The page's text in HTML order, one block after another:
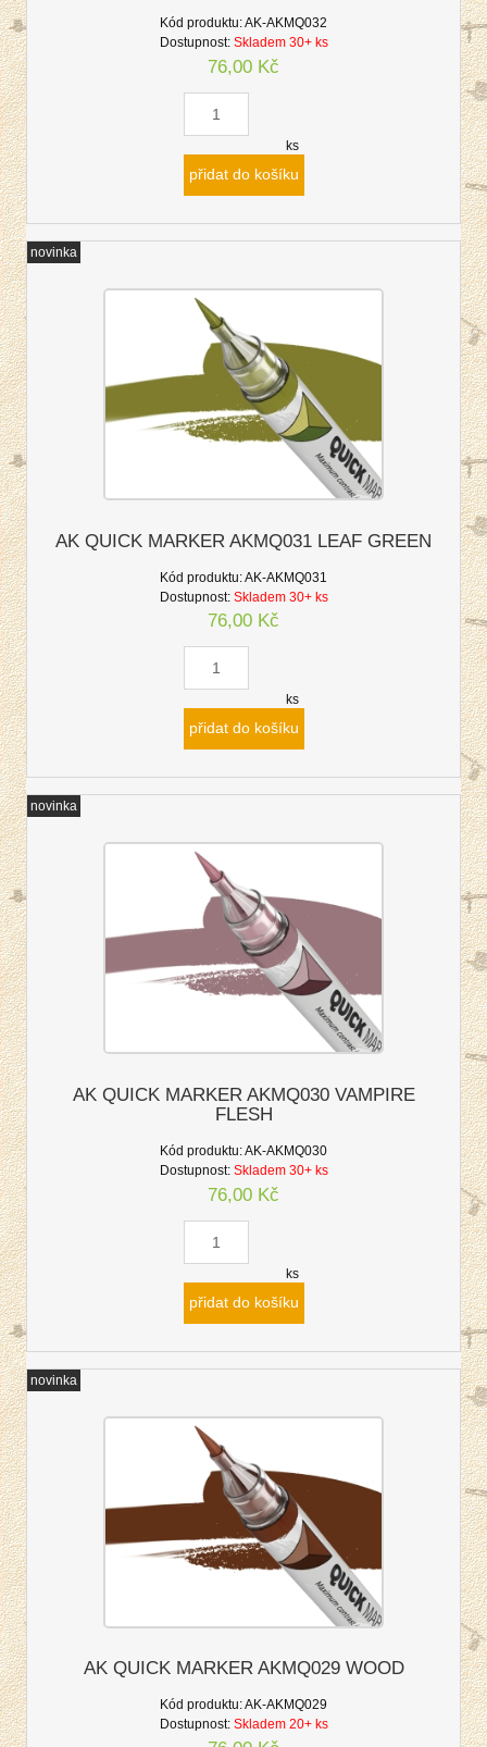
Kód produktu:AK-AKMQ032
Dostupnost: Skladem 30+ ks
76,00 Kč
ks
přidat do košíku
AK QUICK MARKER AKMQ031 LEAF GREEN
Kód produktu:AK-AKMQ031
Dostupnost: Skladem 30+ ks
76,00 Kč
ks
přidat do košíku
novinka
AK QUICK MARKER AKMQ030 VAMPIRE
FLESH
Kód produktu:AK-AKMQ030
Dostupnost: Skladem 30+ ks
76,00 Kč
ks
přidat do košíku
novinka
AK QUICK MARKER AKMQ029 WOOD
Kód produktu:AK-AKMQ029
Dostupnost: Skladem 20+ ks
novinka